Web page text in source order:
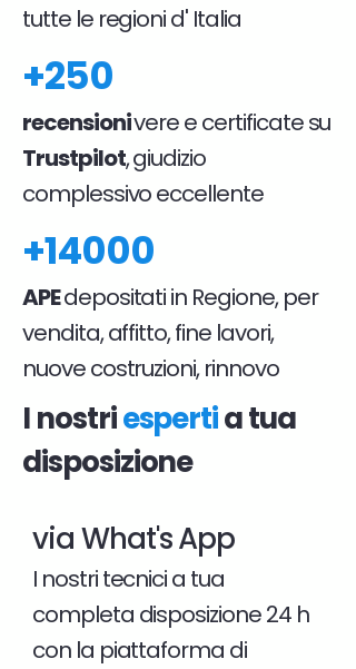
tutte le regioni d' Italia
+250
recensionivere e certificate su
Trustpilot, giudizio
complessivo eccellente
+14000
APEdepositati in Regione, per
vendita, affitto, fine lavori,
nuove costruzioni, rinnovo
I nostriespertia tua
disposizione
via What's App
I nostri tecnici a tua
completa disposizione 24 h
con la piattaforma di